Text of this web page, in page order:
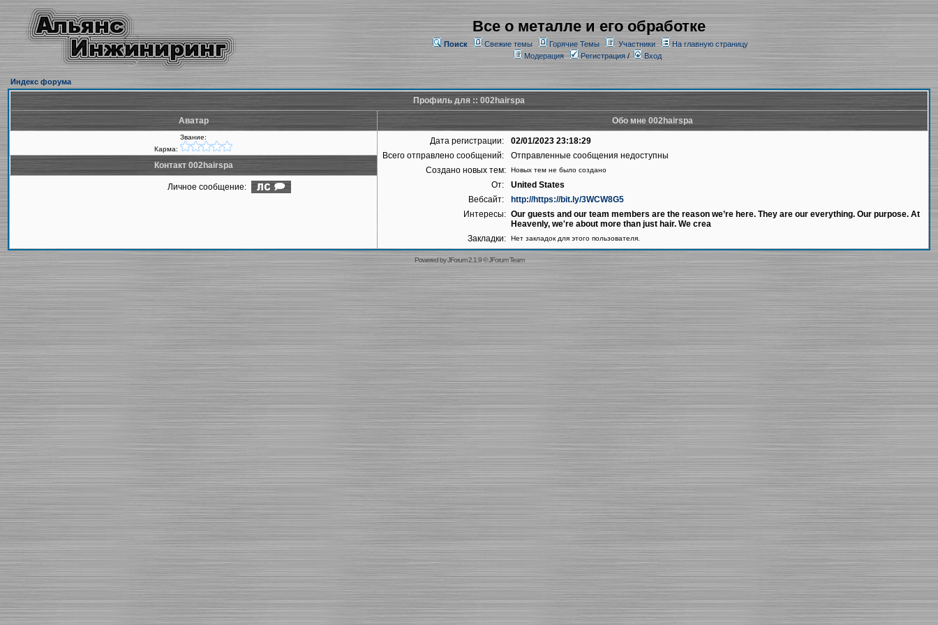
Все о металле и его обработке
Поиск Свежие темы Горячие Темы Участники
На главную страницу
Модерация
Регистрация/ Вход
Индекс форума
Профиль для :: 002hairspa
Аватар Обо мне 002hairspa
Звание:
Карма:
Дата регистрации:
02/01/2023 23:18:29
Всего отправлено сообщений:
Отправленные сообщения недоступны
Создано новых тем:
Новых тем не было создано
От:
United States
Вебсайт:
http://https://bit.ly/3WCW8G5
Интересы: Our guests and our team members are the reason we’re here. They are our everything. Our purpose. At
Heavenly, we're about more than just hair. We crea
Закладки:
Нет закладок для этого пользователя.
Контакт 002hairspa
Личное сообщение:
Powered byJForum 2.1.9©JForum Team